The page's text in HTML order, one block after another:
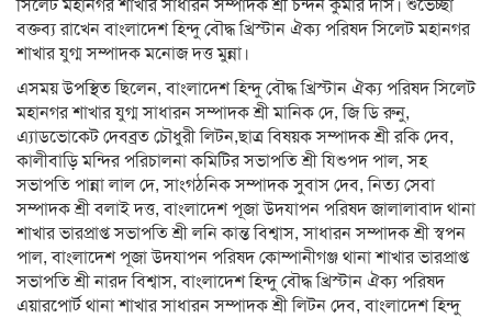
সিলেট মহানগর শাখার সাধারন সম্পাদক শ্রী চন্দন কুমার দাস। শুভেচ্ছা
বক্তব্য রাখেন বাংলাদেশ হিন্দু বৌদ্ধ খ্রিস্টান ঐক্য পরিষদ সিলেট মহানগর
শাখার যুগ্ম সম্পাদক মনোজ দত্ত মুন্না।
এসময় উপস্থিত ছিলেন, বাংলাদেশ হিন্দু বৌদ্ধ খ্রিস্টান ঐক্য পরিষদ সিলেট
মহানগর শাখার যুগ্ম সাধারন সম্পাদক শ্রী মানিক দে, জি ডি রুনু,
এ্যাডভোকেট দেবব্রত চৌধুরী লিটন,ছাত্র বিষয়ক সম্পাদক শ্রী রকি দেব,
কালীবাড়ি মন্দির পরিচালনা কমিটির সভাপতি শ্রী যিশুপদ পাল, সহ
সভাপতি পান্না লাল দে, সাংগঠনিক সম্পাদক সুবাস দেব, নিত্য সেবা
সম্পাদক শ্রী বলাই দত্ত, বাংলাদেশ পূজা উদযাপন পরিষদ জালালাবাদ থানা
শাখার ভারপ্রাপ্ত সভাপতি শ্রী লনি কান্ত বিশ্বাস, সাধারন সম্পাদক শ্রী স্বপন
পাল, বাংলাদেশ পূজা উদযাপন পরিষদ কোম্পানীগঞ্জ থানা শাখার ভারপ্রাপ্ত
সভাপতি শ্রী নারদ বিশ্বাস, বাংলাদেশ হিন্দু বৌদ্ধ খ্রিস্টান ঐক্য পরিষদ
এয়ারপোর্ট থানা শাখার সাধারন সম্পাদক শ্রী লিটন দেব, বাংলাদেশ হিন্দু